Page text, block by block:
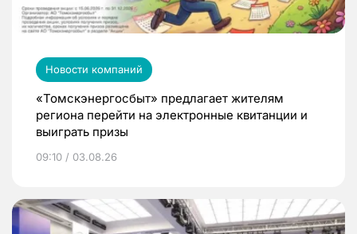
Новости компаний
«Томскэнергосбыт» предлагает жителям
региона перейти на электронные квитанции и
выиграть призы
09:10 / 03.08.26